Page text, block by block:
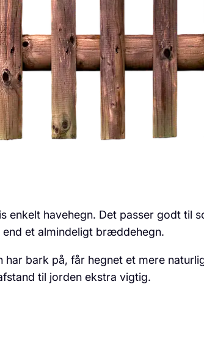
havehegn. Det passer godt til
et almindeligt bræddehegn.
bark på, får hegnet et mere
til jorden ekstra vigtig.